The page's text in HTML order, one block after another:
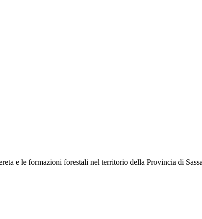
e le formazioni forestali nel territorio della Provincia di